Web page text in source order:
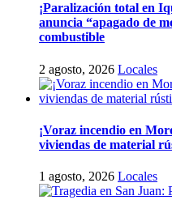
¡Paralización total en
anuncia “apagado de
combustible
2 agosto, 2026 Locales
¡Voraz incendio en
viviendas de material
1 agosto, 2026 Locales